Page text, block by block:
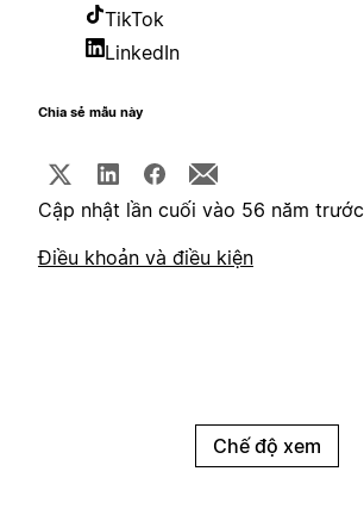
TikTok
LinkedIn
Chia sẻ mẫu này
Cập nhật lần cuối vào 56 năm trước
Điều khoản và điều kiện
Chế độ xem